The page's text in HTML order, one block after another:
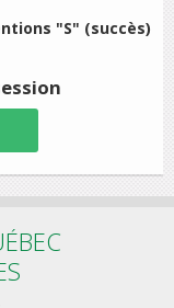
"S" (succès)